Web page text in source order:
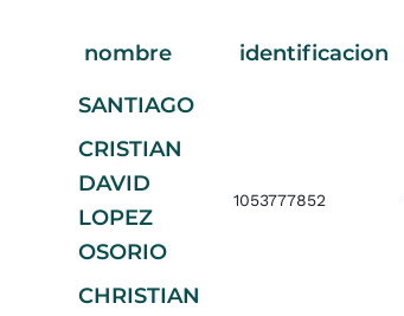
nombre identificacion
SANTIAGO
CRISTIAN
DAVID
LOPEZ
OSORIO
1053777852
CHRISTIAN